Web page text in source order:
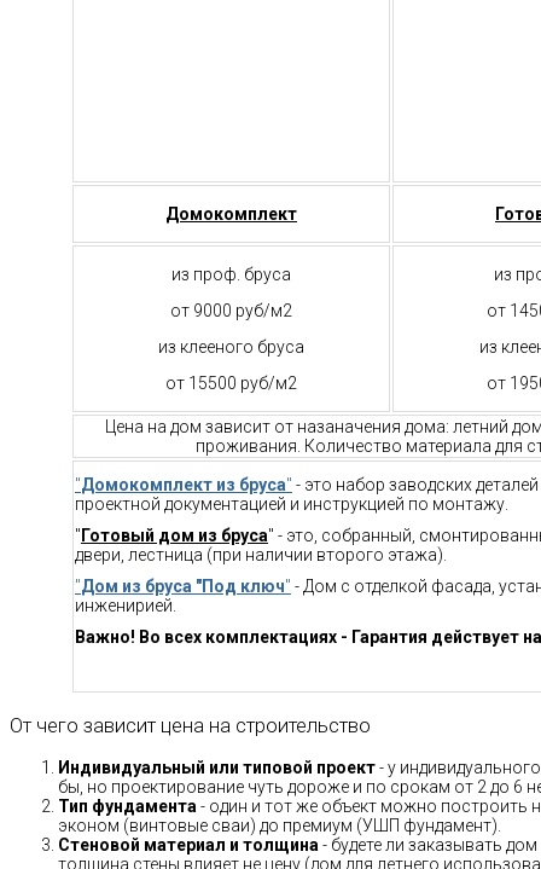
Домокомплект
из проф. бруса
от 9000 руб/м2
из клееного бруса
от 15500 руб/м2
из
от
из
от
Цена на дом зависит от назаначения дома: летний
проживания. Количество материала для
"Домокомплект из бруса" - это набор заводских
проектной документацией и инструкцией по монтажу.
" Готовый дом из бруса" - это, собранный,
двери, лестница (при наличии второго этажа).
"Дом из бруса "Под ключ" - Дом с отделкой фасада,
инженирией.
Важно! Во всех комплектациях - Гарантия действует
От чего зависит цена на строительство
Индивидуальный или типовой проект- у
бы, но проектирование чуть дороже и по срокам от 2 до 6
Тип фундамента - один и тот же объект можно построить
эконом (винтовые сваи) до премиум (УШП фундамент).
Стеновой материал и толщина - будете ли заказывать
толщина стены влияет не цену (дом для летнего